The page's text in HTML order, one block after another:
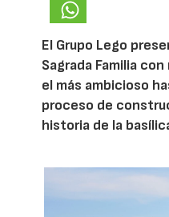
El Grupo Lego
Sagrada Familia
el más ambicioso
proceso de
historia de la